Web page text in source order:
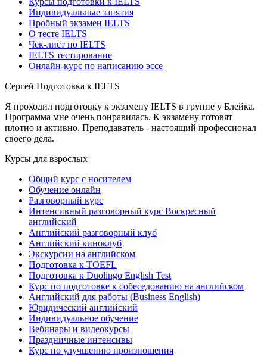
Индивидуальные занятия
Пробный экзамен IELTS
О тесте IELTS
Чек-лист по IELTS
IELTS тестирование
Онлайн-курс по написанию эссе
Сергей Подготовка к IELTS
Я проходил подготовку к экзамену IELTS в группе у Блейка.
Программа мне очень понравилась. К экзамену готовят
плотно и активно. Преподаватель - настоящий профессионал
своего дела.
Курсы для взрослых
Общий курс с носителем
Обучение онлайн
Разговорный курс
Интенсивный разговорный курс Воскресный
английский
Английский разговорный клуб
Английский киноклуб
Экскурсии на английском
Подготовка к TOEFL
Подготовка к Duolingo English Test
Курс по подготовке к собеседованию на английском
Английский для работы (Business English)
Юридический английский
Индивидуальное обучение
Вебинары и видеокурсы
Праздничные интенсивы
Курс по улучшению произношения